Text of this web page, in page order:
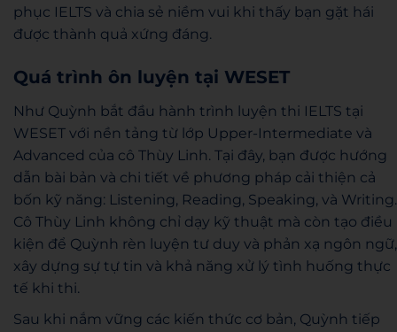
phục IELTS và chia sẻ niềm vui khi thấy bạn gặt hái
được thành quả xứng đáng.
Quá trình ôn luyện tại WESET
Như Quỳnh bắt đầu hành trình luyện thi IELTS tại
WESET với nền tảng từ lớp Upper-Intermediate và
Advanced của cô Thùy Linh. Tại đây, bạn được hướng
dẫn bài bản và chi tiết về phương pháp cải thiện cả
bốn kỹ năng: Listening, Reading, Speaking, và Writing.
Cô Thùy Linh không chỉ dạy kỹ thuật mà còn tạo điều
kiện để Quỳnh rèn luyện tư duy và phản xạ ngôn ngữ,
xây dựng sự tự tin và khả năng xử lý tình huống thực
tế khi thi.
Sau khi nắm vững các kiến thức cơ bản, Quỳnh tiếp